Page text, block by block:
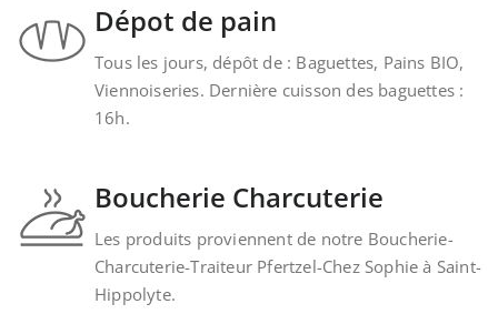
Dépot de pain
Tous les jours, dépôt de : Baguettes, Pains BIO,
Viennoiseries. Dernière cuisson des baguettes :
16h.
Boucherie Charcuterie
Les produits proviennent de notre Boucherie-
Charcuterie-Traiteur Pfertzel-Chez Sophie à Saint-
Hippolyte.